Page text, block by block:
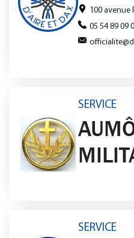
100 avenue
05 54 89 09
SERVICE
SERVICE